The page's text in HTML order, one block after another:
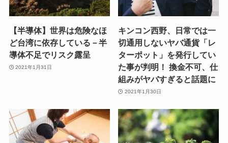
【半導体】世界は危険なほ
ど台湾に依存している－半
導体不足でリスク露呈
2021年1月31日
キンコン西野、日常では一
切通用しないヤバ通貨「レ
ターポット」を発行してい
た事が判明！ 換金不可、仕
組みがヤバすぎると話題に
2021年1月30日